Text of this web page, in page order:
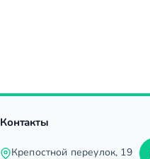
Контакты
Крепостной переулок, 19